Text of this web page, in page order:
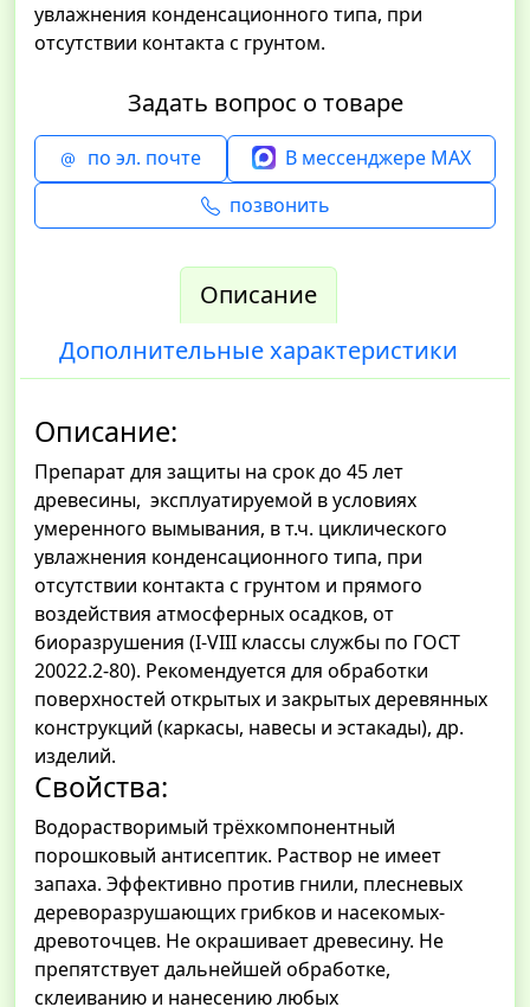
увлажнения конденсационного типа, при
отсутствии контакта с грунтом.
Задать вопрос о товаре
по эл. почте
В мессенджере MAX
позвонить
Описание
Дополнительные характеристики
Описание:
Препарат для защиты на срок до 45 лет
древесины, эксплуатируемой в условиях
умеренного вымывания, в т.ч. циклического
увлажнения конденсационного типа, при
отсутствии контакта с грунтом и прямого
воздействия атмосферных осадков, от
биоразрушения (I-VIII классы службы по ГОСТ
20022.2-80). Рекомендуется для обработки
поверхностей открытых и закрытых деревянных
конструкций (каркасы, навесы и эстакады), др.
изделий.
Свойства:
Водорастворимый трёхкомпонентный
порошковый антисептик. Раствор не имеет
запаха. Эффективно против гнили, плесневых
дереворазрушающих грибков и насекомых-
древоточцев. Не окрашивает древесину. Не
препятствует дальнейшей обработке,
склеиванию и нанесению любых